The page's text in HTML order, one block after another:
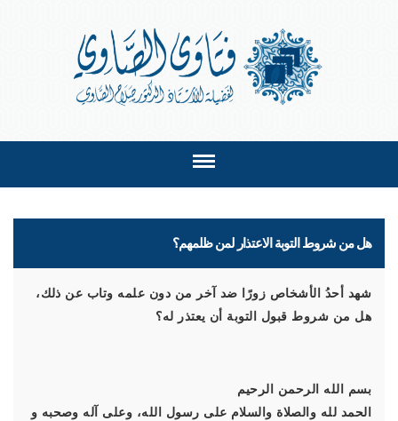
هل من شروط التوبة الاعتذار لمن ظلمهم؟
شهد أحدُ الأشخاص زورًا ضد آخر من دون علمه وتاب عن ذلك،
هل من شروط قبول التوبة أن يعتذر له؟
بسم الله الرحمن الرحيم
الحمد لله والصلاة والسلام على رسول الله، وعلى آله وصحبه و